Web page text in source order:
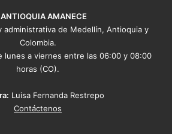
ANTIOQUIA AMANECE
administrativa de Medellín, Antioquia y
Colombia.
lunes a viernes entre las 06:00 y 08:00
horas (CO).
Luisa Fernanda Restrepo
Contáctenos